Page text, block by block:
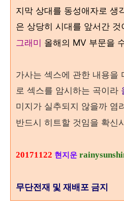
지막 상대를 동성애자로 생
은 상당히 시대를 앞서간 것
그래미 올해의 MV 부문을
가사는 섹스에 관한 내용을
로 섹스를 암시하는 곡이라
미지가 실추되지 않을까 염
반드시 히트할 것임을 확신
20171122 현지운
무단전재 및 재배포 금지